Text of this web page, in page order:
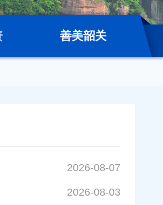
善美韶关
2026-08-07
2026-08-03